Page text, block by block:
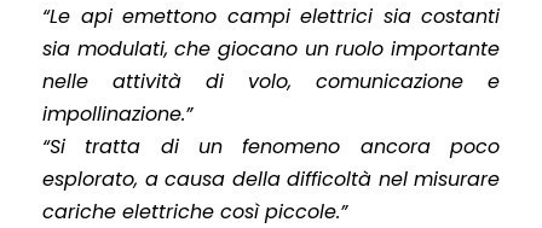
“Le api emettono campi elettrici sia costanti
sia modulati, che giocano un ruolo importante
nelle attività di volo, comunicazione e
impollinazione.”
“Si tratta di un fenomeno ancora poco
esplorato, a causa della difficoltà nel misurare
cariche elettriche così piccole.”